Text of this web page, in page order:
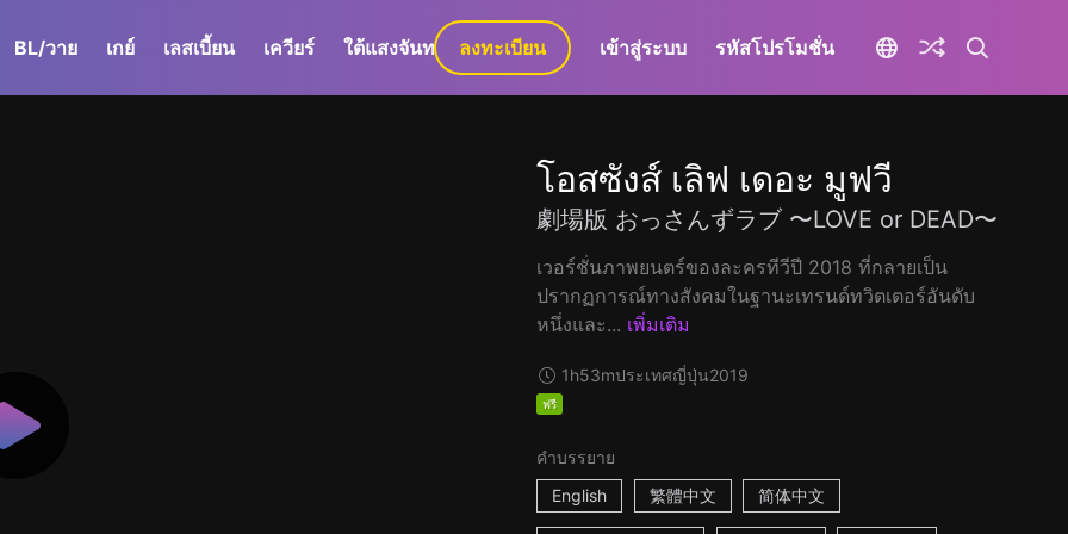
BL/วาย เกย์ เลสเบี้ยน เควียร์ ใต้แสงจันทร์ GaLa+
ลงทะเบียน เข้าสู่ระบบ รหัสโปรโมชั่น
โอสซังส์ เลิฟ เดอะ มูฟวี
劇場版 おっさんずラブ 〜LOVE or DEAD〜
เวอร์ชั่นภาพยนตร์ของละครทีวีปี 2018 ที่กลายเป็น
ปรากฏการณ์ทางสังคมในฐานะเทรนด์ทวิตเตอร์อันดับ
หนึ่งและ... เพิ่มเติม
1h53mประเทศญี่ปุ่น2019
ฟรี
คำบรรยาย
English
繁體中文 简体中文